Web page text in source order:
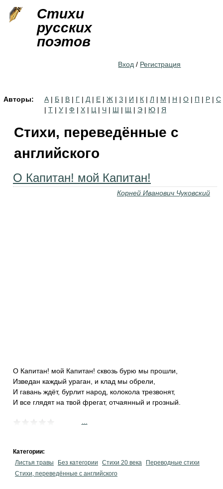
Стихи
русских
поэтов
Вход / Регистрация
Авторы: А | Б | В | Г | Д | Е | Ж | З | И | К | Л | М | Н | О | П | Р | С
| Т | У | Ф | Х | Ц | Ч | Ш | Щ | Э | Ю | Я
Стихи, переведённые с
английского
О Капитан! мой Капитан!
Корней Иванович Чуковский
О Капитан! мой Капитан! сквозь бурю мы прошли,
Изведан каждый ураган, и клад мы обрели,
И гавань ждёт, бурлит народ, колокола трезвонят,
И все глядят на твой фрегат, отчаянный и грозный.
Категории:
Листья травы
Без категории Стихи 20 века
Переводные стихи
Стихи, переведённые с английского